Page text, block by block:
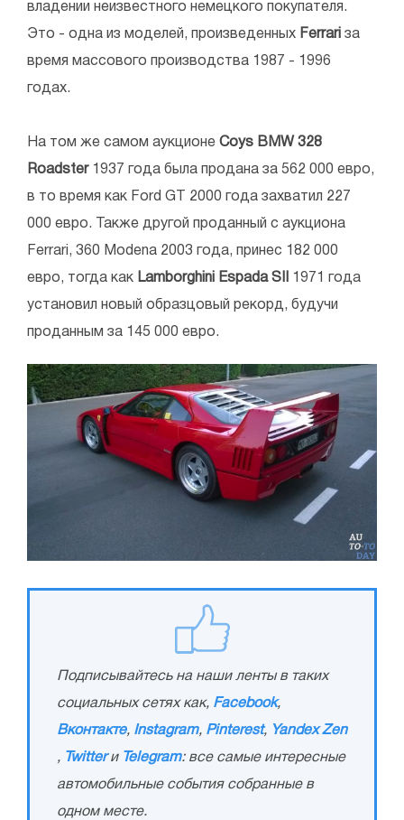
владении неизвестного немецкого покупателя.
Это - одна из моделей, произведенных Ferrari за
время массового производства 1987 - 1996
годах.
На том же самом аукционе Coys BMW 328
Roadster 1937 года была продана за 562 000 евро,
в то время как Ford GT 2000 года захватил 227
000 евро. Также другой проданный с аукциона
Ferrari, 360 Modena 2003 года, принес 182 000
евро, тогда как Lamborghini Espada SII 1971 года
установил новый образцовый рекорд, будучи
проданным за 145 000 евро.
Подписывайтесь на наши ленты в таких
социальных сетях как, Facebook,
Вконтакте, Instagram, Pinterest, Yandex Zen
, Twitterи Telegram: все самые интересные
автомобильные события собранные в
одном месте.